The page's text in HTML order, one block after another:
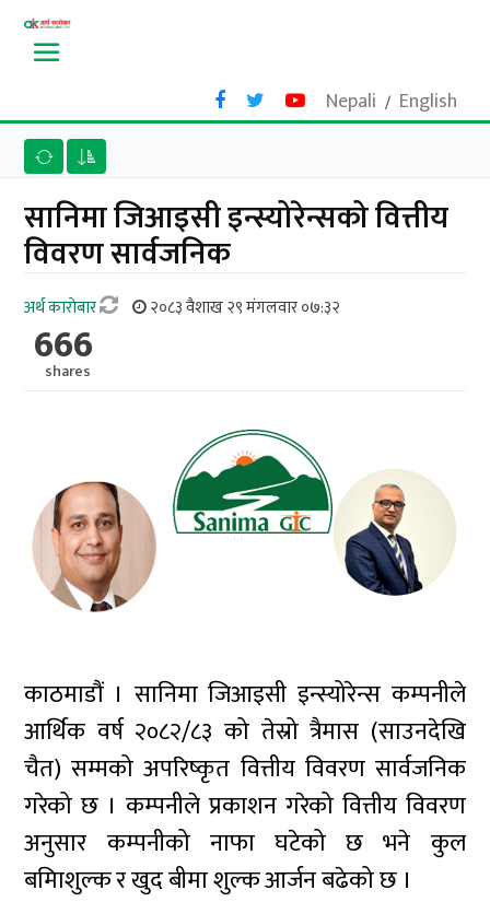
Nepali / English
सानिमा जिआइसी इन्स्योरेन्सको वित्तीय
विवरण सार्वजनिक
अर्थ काराेबार २०८३ वैशाख २९ मंगलवार ०७:३२
666
shares
काठमाडौं । सानिमा जिआइसी इन्स्योरेन्स कम्पनीले
आर्थिक वर्ष २०८२/८३ को तेस्रो त्रैमास (साउनदेखि
चैत) सम्मको अपरिष्कृत वित्तीय विवरण सार्वजनिक
गरेको छ । कम्पनीले प्रकाशन गरेको वित्तीय विवरण
अनुसार कम्पनीको नाफा घटेको छ भने कुल
बमिाशुल्क र खुद बीमा शुल्क आर्जन बढेको छ ।